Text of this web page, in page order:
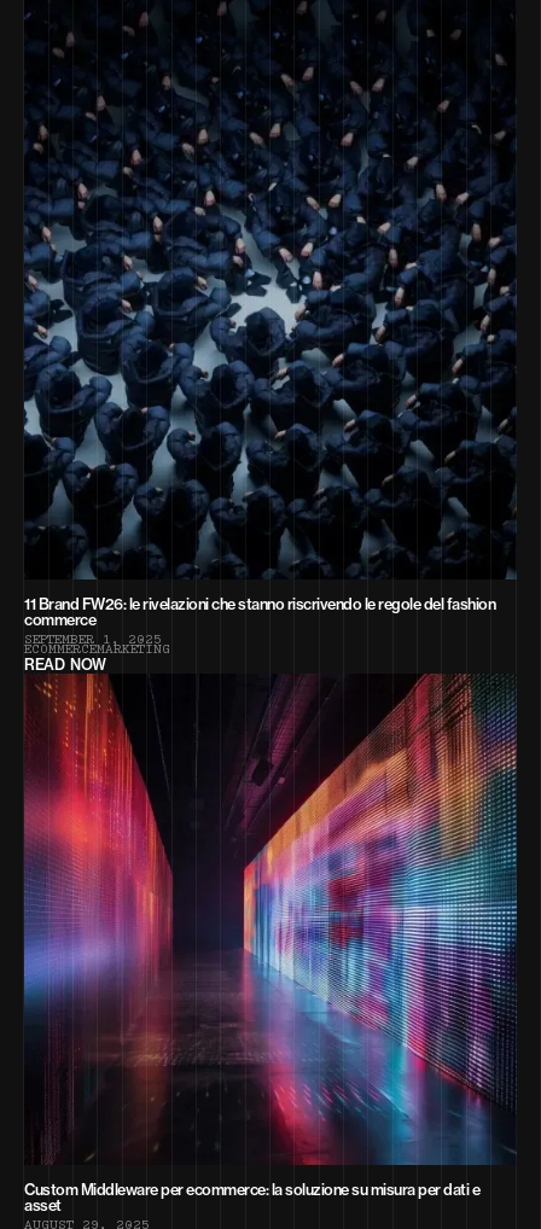
11 Brand FW26: le rivelazioni che stanno riscrivendo le regole del fashion
commerce
SEPTEMBER 1 , 2 0 2 5
EC OMMERCEMARKETIN G
READ NOW
Custom Middleware per ecommerce: la soluzione su misura per dati e
asset
AU G U ST 2 9 , 2 0 2 5